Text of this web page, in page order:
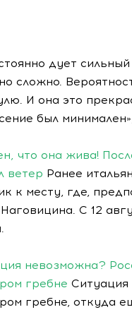
дует
сложно.
И она это
был
что она жива!
ветер Ранее
к месту, где,
С 12
невозможна?
гребне Ситуация
гребне, откуда